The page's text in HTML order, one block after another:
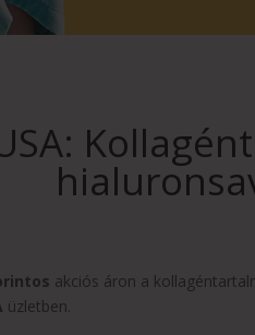
akciós áron a
üzletben.